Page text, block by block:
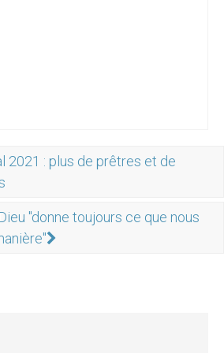
2021 : plus de prêtres et de
"donne toujours ce que nous